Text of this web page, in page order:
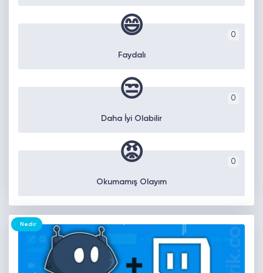
0
😄
Faydalı
0
😒
Daha İyi Olabilir
0
😡
Okumamış Olayım
Nedir